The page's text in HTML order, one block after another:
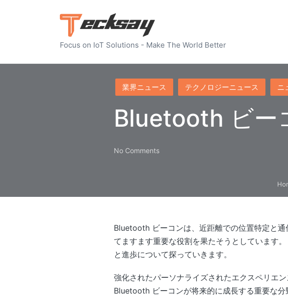
Focus on IoT Solutions - Make The World Better
Posted
in
業界ニュース テクノロジーニュース ニ
Bluetooth ビー
No Comments
Bluetooth ビーコンは、近距離での位置特定と
てますます重要な役割を果たそうとしています
と進歩について探っていきます。
強化されたパーソナライズされたエクスペリエン
Bluetooth ビーコンが将来的に成長する重要な